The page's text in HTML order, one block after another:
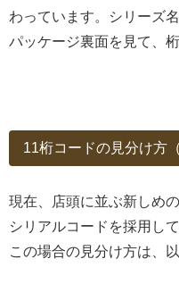
わっています。シリーズ
パッケージ裏面を見て、
11桁コードの見分け方
現在、店頭に並ぶ新しめ
シリアルコードを採用し
この場合の見分け方は、